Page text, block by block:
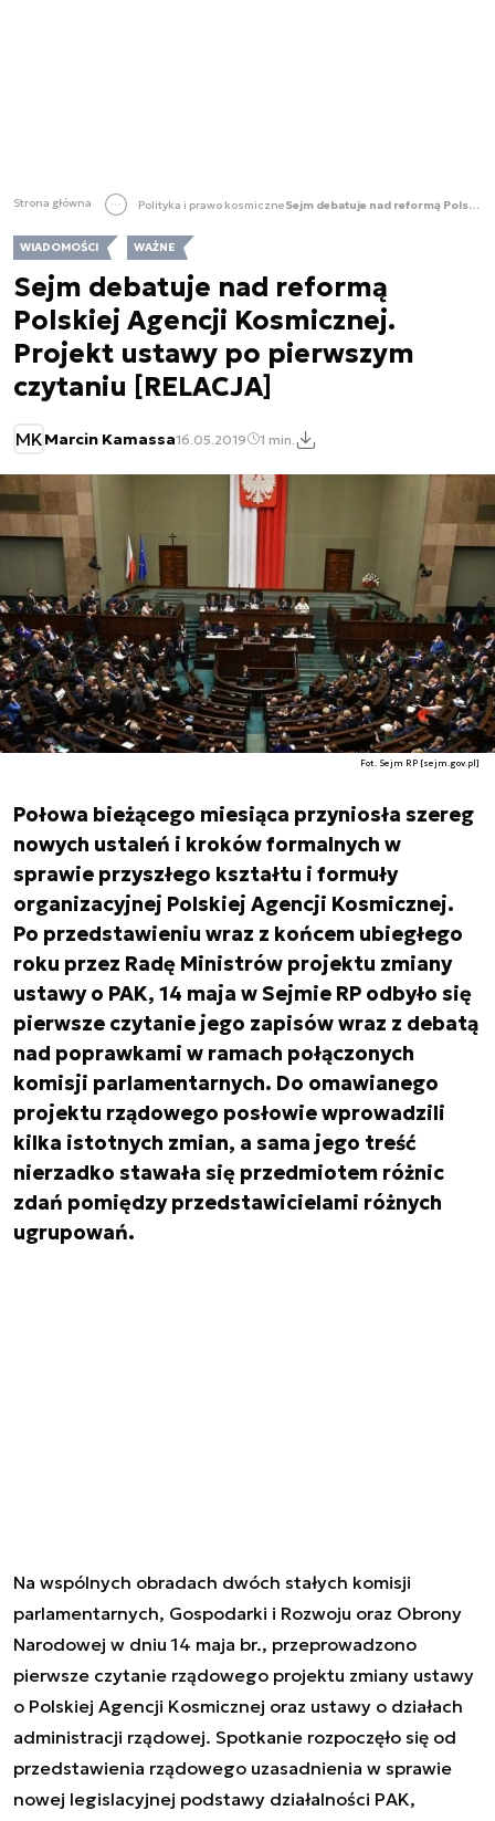
Strona główna Polityka i prawo kosmiczne Sejm debatuje nad reformą Polskiej Agencji Kosmicznej. Projekt ustawy po pierwszym czytaniu [RELACJA]
WIADOMOŚCI WAŻNE
Sejm debatuje nad reformą
Polskiej Agencji Kosmicznej.
Projekt ustawy po pierwszym
czytaniu [RELACJA]
MKMarcin Kamassa16.05.2019 1 min.
Fot. Sejm RP [sejm.gov.pl]
Połowa bieżącego miesiąca przyniosła szereg
nowych ustaleń i kroków formalnych w
sprawie przyszłego kształtu i formuły
organizacyjnej Polskiej Agencji Kosmicznej.
Po przedstawieniu wraz z końcem ubiegłego
roku przez Radę Ministrów projektu zmiany
ustawy o PAK, 14 maja w Sejmie RP odbyło się
pierwsze czytanie jego zapisów wraz z debatą
nad poprawkami w ramach połączonych
komisji parlamentarnych. Do omawianego
projektu rządowego posłowie wprowadzili
kilka istotnych zmian, a sama jego treść
nierzadko stawała się przedmiotem różnic
zdań pomiędzy przedstawicielami różnych
ugrupowań.
Na wspólnych obradach dwóch stałych komisji
parlamentarnych, Gospodarki i Rozwoju oraz Obrony
Narodowej w dniu 14 maja br., przeprowadzono
pierwsze czytanie rządowego projektu zmiany ustawy
o Polskiej Agencji Kosmicznej oraz ustawy o działach
administracji rządowej. Spotkanie rozpoczęło się od
przedstawienia rządowego uzasadnienia w sprawie
nowej legislacyjnej podstawy działalności PAK,